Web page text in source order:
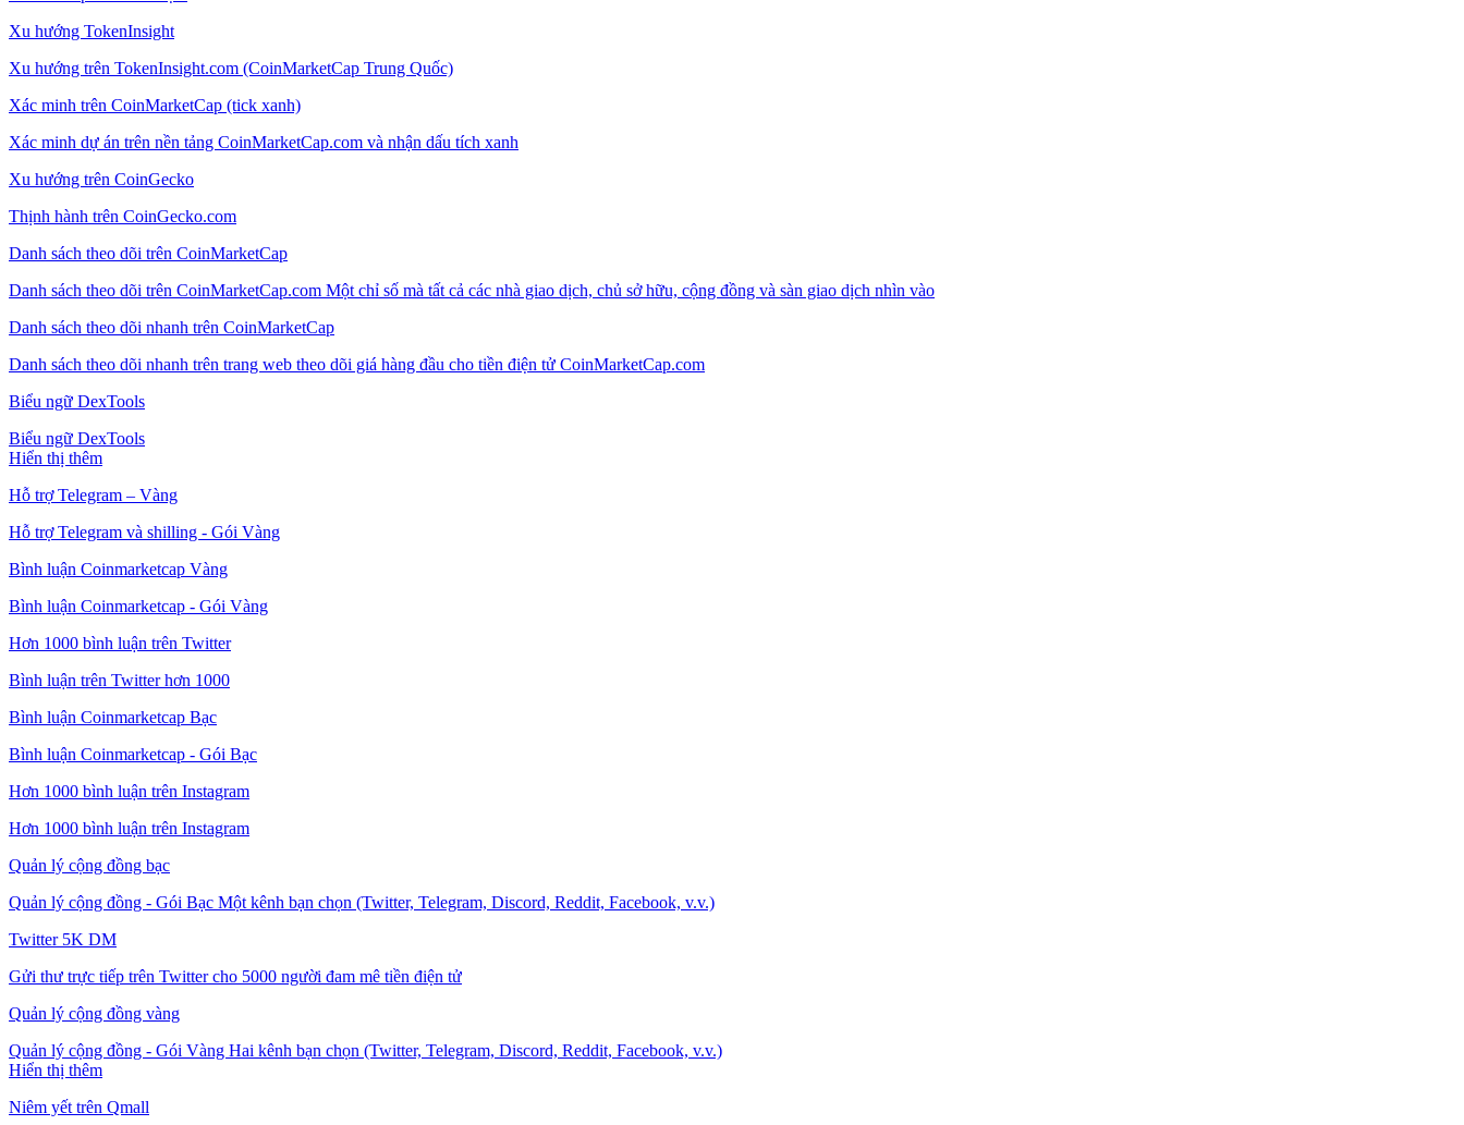
Xu hướng TokenInsight
Xu hướng trên TokenInsight.com (CoinMarketCap Trung Quốc)
Xác minh trên CoinMarketCap (tick xanh)
Xác minh dự án trên nền tảng CoinMarketCap.com và nhận dấu tích xanh
Xu hướng trên CoinGecko
Thịnh hành trên CoinGecko.com
Danh sách theo dõi trên CoinMarketCap
Danh sách theo dõi trên CoinMarketCap.com Một chỉ số mà tất cả các nhà giao dịch, chủ sở hữu, cộng đồng và sàn giao dịch nhìn vào
Danh sách theo dõi nhanh trên CoinMarketCap
Danh sách theo dõi nhanh trên trang web theo dõi giá hàng đầu cho tiền điện tử CoinMarketCap.com
Biểu ngữ DexTools
Biểu ngữ DexTools
Hiển thị thêm
Hỗ trợ Telegram – Vàng
Hỗ trợ Telegram và shilling - Gói Vàng
Bình luận Coinmarketcap Vàng
Bình luận Coinmarketcap - Gói Vàng
Hơn 1000 bình luận trên Twitter
Bình luận trên Twitter hơn 1000
Bình luận Coinmarketcap Bạc
Bình luận Coinmarketcap - Gói Bạc
Hơn 1000 bình luận trên Instagram
Hơn 1000 bình luận trên Instagram
Quản lý cộng đồng bạc
Quản lý cộng đồng - Gói Bạc Một kênh bạn chọn (Twitter, Telegram, Discord, Reddit, Facebook, v.v.)
Twitter 5K DM
Gửi thư trực tiếp trên Twitter cho 5000 người đam mê tiền điện tử
Quản lý cộng đồng vàng
Quản lý cộng đồng - Gói Vàng Hai kênh bạn chọn (Twitter, Telegram, Discord, Reddit, Facebook, v.v.)
Hiển thị thêm
Niêm yết trên Qmall